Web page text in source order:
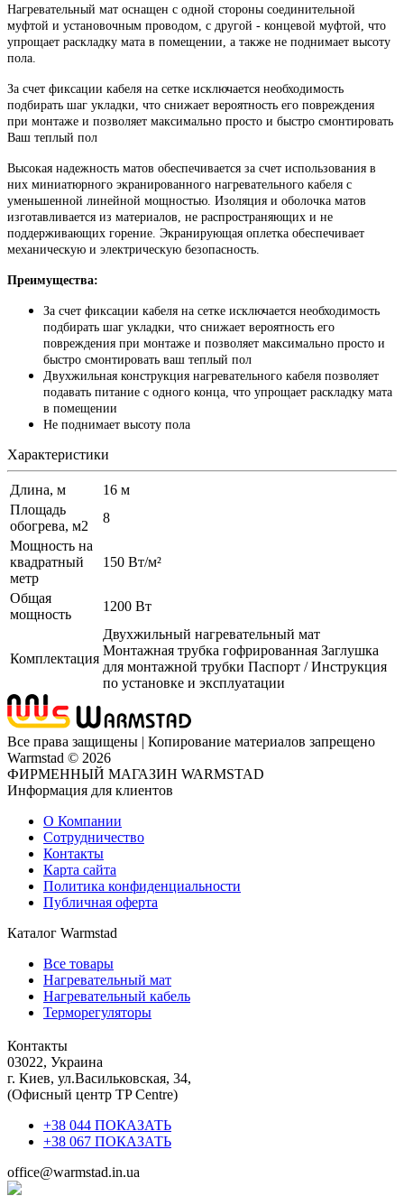
Нагревательный мат оснащен с одной стороны соединительной
муфтой и установочным проводом, с другой - концевой муфтой, что
упрощает раскладку мата в помещении, а также не поднимает высоту
пола.
За счет фиксации кабеля на сетке исключается необходимость
подбирать шаг укладки, что снижает вероятность его повреждения
при монтаже и позволяет максимально просто и быстро смонтировать
Ваш теплый пол
Высокая надежность матов обеспечивается за счет использования в
них миниатюрного экранированного нагревательного кабеля с
уменьшенной линейной мощностью. Изоляция и оболочка матов
изготавливается из материалов, не распространяющих и не
поддерживающих горение. Экранирующая оплетка обеспечивает
механическую и электрическую безопасность.
Преимущества:
За счет фиксации кабеля на сетке исключается необходимость
подбирать шаг укладки, что снижает вероятность его
повреждения при монтаже и позволяет максимально просто и
быстро смонтировать ваш теплый пол
Двухжильная конструкция нагревательного кабеля позволяет
подавать питание с одного конца, что упрощает раскладку мата
в помещении
Не поднимает высоту пола
Характеристики
Длина, м
16 м
Площадь
обогрева, м2
8
Мощность на
квадратный
метр
150 Вт/м²
Общая
мощность
1200 Вт
Комплектация
Двухжильный нагревательный мат
Монтажная трубка гофрированная Заглушка
для монтажной трубки Паспорт / Инструкция
по установке и эксплуатации
Все права защищены | Копирование материалов запрещено
Warmstad © 2026
ФИРМЕННЫЙ МАГАЗИН WARMSTAD
Информация для клиентов
О Компании
Сотрудничество
Контакты
Карта сайта
Политика конфиденциальности
Публичная оферта
Каталог Warmstad
Все товары
Нагревательный мат
Нагревательный кабель
Терморегуляторы
Контакты
03022, Украина
г. Киев, ул.Васильковская, 34,
(Офисный центр TP Centre)
+38 044 ПОКАЗАТЬ
+38 067 ПОКАЗАТЬ
office@warmstad.in.ua